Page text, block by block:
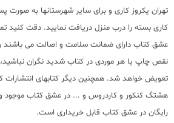
تهران یکروز کاری و برای سایر شهرستانها به صورت
کاری بسته را درب منزل دریافت نمایید. دقت کنید
عشق کتاب دارای ضمانت سلامت و اصالت می باشند
نقص چاپ یا هر موردی در کتاب شدید نگران
تعویض خواهد شد. همچنین دیگر کتابهای انتشارات
هشتگ کنکور و کاردروس و ... در عشق کتاب موجود و
رایگان در عشق کتاب قابل خریداری است.